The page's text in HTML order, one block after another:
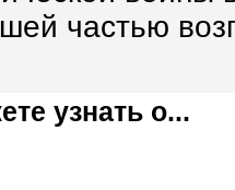
частью
узнать о...